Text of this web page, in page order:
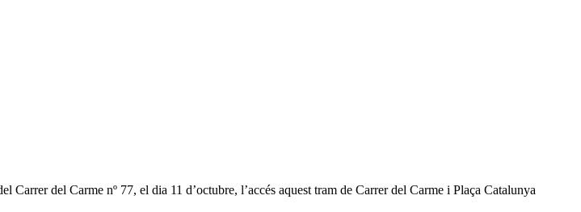
del Carme nº 77, el dia 11 d’octubre, l’accés aquest tram de Carrer del Carme i Plaça Catalunya